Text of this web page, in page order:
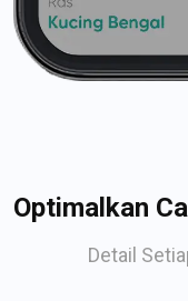
Optimalkan
Detail